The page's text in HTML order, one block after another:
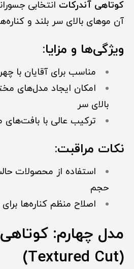
کوتاهی آندرکات انتخابی
آن موهای بالای سر بلند و
ویژگی‌ها و مزایا:
مناسب برای آقایان با
امکان ایجاد مدل‌های
بالای سر
ترکیب عالی با بافت‌های
نکات مراقبت:
استفاده از محصولات
حجم
اصلاح منظم کناره‌ها
مدل چهارم:
(Textured Cut)